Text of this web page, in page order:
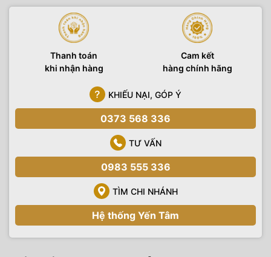
Thanh toán
khi nhận hàng
Cam kết
hàng chính hãng
KHIẾU NẠI, GÓP Ý
0373 568 336
TƯ VẤN
0983 555 336
TÌM CHI NHÁNH
Hệ thống Yến Tâm